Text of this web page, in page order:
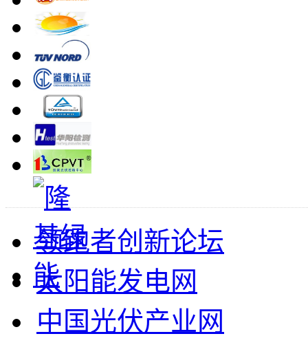
领跑者创新论坛
太阳能发电网
中国光伏产业网